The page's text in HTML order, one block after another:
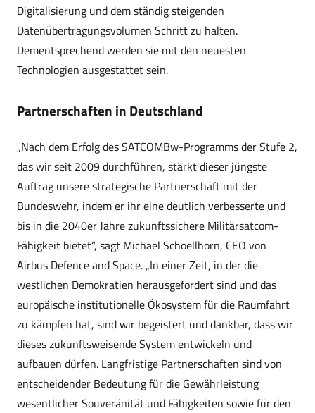
Digitalisierung und dem ständig steigenden
Datenübertragungsvolumen Schritt zu halten.
Dementsprechend werden sie mit den neuesten
Technologien ausgestattet sein.
Partnerschaften in Deutschland
„Nach dem Erfolg des SATCOMBw-Programms der Stufe 2,
das wir seit 2009 durchführen, stärkt dieser jüngste
Auftrag unsere strategische Partnerschaft mit der
Bundeswehr, indem er ihr eine deutlich verbesserte und
bis in die 2040er Jahre zukunftssichere Militärsatcom-
Fähigkeit bietet“, sagt Michael Schoellhorn, CEO von
Airbus Defence and Space. „In einer Zeit, in der die
westlichen Demokratien herausgefordert sind und das
europäische institutionelle Ökosystem für die Raumfahrt
zu kämpfen hat, sind wir begeistert und dankbar, dass wir
dieses zukunftsweisende System entwickeln und
aufbauen dürfen. Langfristige Partnerschaften sind von
entscheidender Bedeutung für die Gewährleistung
wesentlicher Souveränität und Fähigkeiten sowie für den